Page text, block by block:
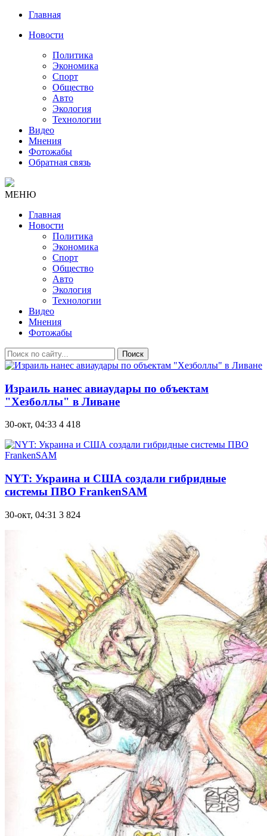
Главная
Новости
Политика
Экономика
Спорт
Общество
Авто
Экология
Технологии
Видео
Мнения
Фотожабы
Обратная связь
МЕНЮ
Главная
Новости
Политика
Экономика
Спорт
Общество
Авто
Экология
Технологии
Видео
Мнения
Фотожабы
Поиск
Израиль нанес авиаудары по объектам
"Хезболлы" в Ливане
30-окт, 04:33 4 418
NYT: Украина и США создали гибридные
системы ПВО FrankenSAM
30-окт, 04:31 3 824